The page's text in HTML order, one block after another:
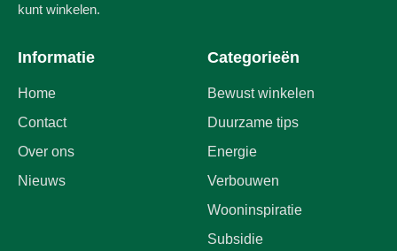
kunt winkelen.
Informatie
Home
Contact
Over ons
Nieuws
Categorieën
Bewust winkelen
Duurzame tips
Energie
Verbouwen
Wooninspiratie
Subsidie